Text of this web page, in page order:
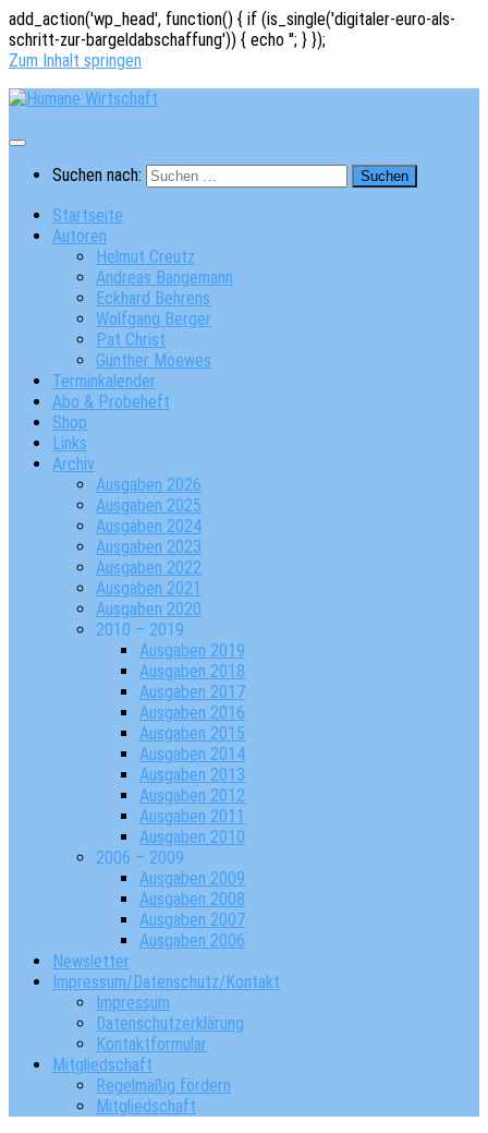
add_action('wp_head', function() { if (is_single('digitaler-euro-als-
schritt-zur-bargeldabschaffung')) { echo ''; } });
Zum Inhalt springen
Suchen nach:
Startseite
Autoren
Helmut Creutz
Andreas Bangemann
Eckhard Behrens
Wolfgang Berger
Pat Christ
Günther Moewes
Terminkalender
Abo & Probeheft
Shop
Links
Archiv
Ausgaben 2026
Ausgaben 2025
Ausgaben 2024
Ausgaben 2023
Ausgaben 2022
Ausgaben 2021
Ausgaben 2020
2010 – 2019
Ausgaben 2019
Ausgaben 2018
Ausgaben 2017
Ausgaben 2016
Ausgaben 2015
Ausgaben 2014
Ausgaben 2013
Ausgaben 2012
Ausgaben 2011
Ausgaben 2010
2006 – 2009
Ausgaben 2009
Ausgaben 2008
Ausgaben 2007
Ausgaben 2006
Newsletter
Impressum/Datenschutz/Kontakt
Impressum
Datenschutzerklärung
Kontaktformular
Mitgliedschaft
Regelmäßig fördern
Mitgliedschaft